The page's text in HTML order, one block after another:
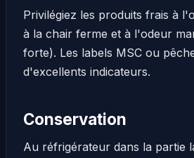
Privilégiez les produits frais à
à la chair ferme et à l'odeur
forte). Les labels MSC ou
d'excellents indicateurs.
Conservation
Au réfrigérateur dans la partie